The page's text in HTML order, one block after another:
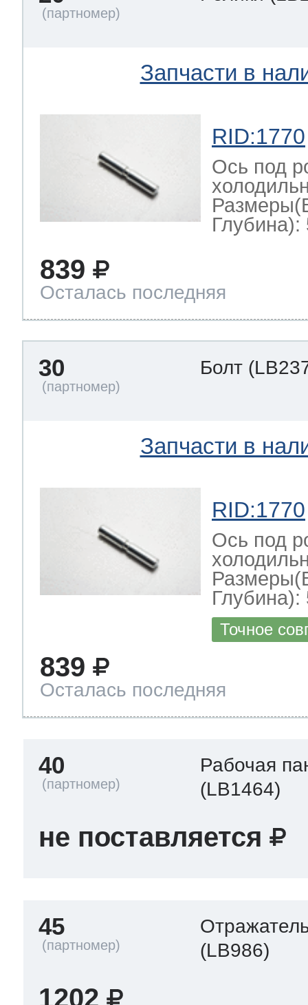
Запчасти в
RID:1770
Ось под
Глубина):
839
Осталась последняя
30 Болт
Запчасти в
RID:1770
Ось под
Глубина):
Точное
839
Осталась последняя
40
Рабочая
(LB1464)
не поставляется
45
(LB986)
1202